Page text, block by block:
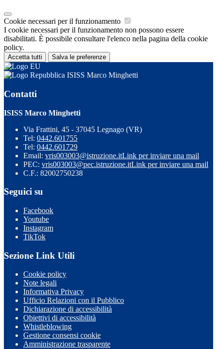
Cookie necessari per il funzionamento
I cookie necessari per il funzionamento non possono essere
disabilitati. È possibile consultare l'elenco nella pagina della cookie
policy.
Accetta tutti Salva le preferenze
ISISS Marco Minghetti
Contatti
ISISS Marco Minghetti
Via Frattini, 45 - 37045 Legnago (VR)
Tel: 0442.601755
Tel: 0442.601729
Email: vris003003@istruzione.itLink per inviare una mail
PEC: vris003003@pec.istruzione.itLink per inviare una mail
C.F.: 82002750238
Seguici su
Facebook
Youtube
Instagram
TikTok
Sezione Link Utili
Cookie policy
Note legali
Informativa Privacy
Ufficio Relazioni con il Pubblico
Dichiarazione di accessibilità
Obiettivi di accessibilità
Whistleblowing
Gestione consensi cookie
Amministrazione trasparente